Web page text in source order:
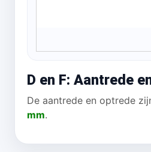
D en F: Aantrede
De aantrede en optrede
mm.